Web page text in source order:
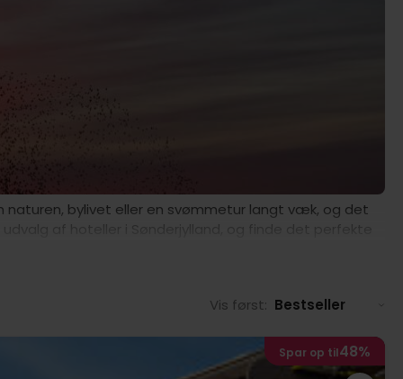
naturen, bylivet eller en svømmetur langt væk, og det
af hoteller i Sønderjylland, og finde det perfekte
Vis først: Bestseller
Spar op til48%